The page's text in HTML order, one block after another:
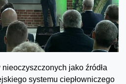
jako źródła
systemu ciepłowniczego